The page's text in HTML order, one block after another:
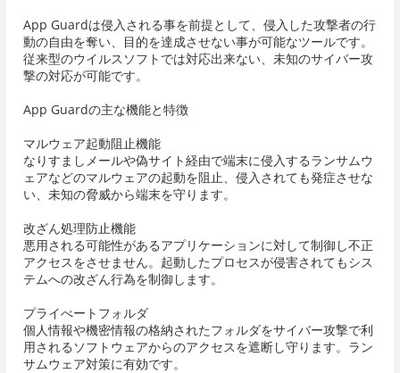
App Guardは侵入される事を前提として、侵入した攻撃者の行
動の自由を奪い、目的を達成させない事が可能なツールです。
従来型のウイルスソフトでは対応出来ない、未知のサイバー攻
撃の対応が可能です。
App Guardの主な機能と特徴
マルウェア起動阻止機能
なりすましメールや偽サイト経由で端末に侵入するランサムウ
ェアなどのマルウェアの起動を阻止、侵入されても発症させな
い、未知の脅威から端末を守ります。
改ざん処理防止機能
悪用される可能性があるアプリケーションに対して制御し不正
アクセスをさせません。起動したプロセスが侵害されてもシス
テムへの改ざん行為を制御します。
プライべートフォルダ
個人情報や機密情報の格納されたフォルダをサイバー攻撃で利
用されるソフトウェアからのアクセスを遮断し守ります。ラン
サムウェア対策に有効です。